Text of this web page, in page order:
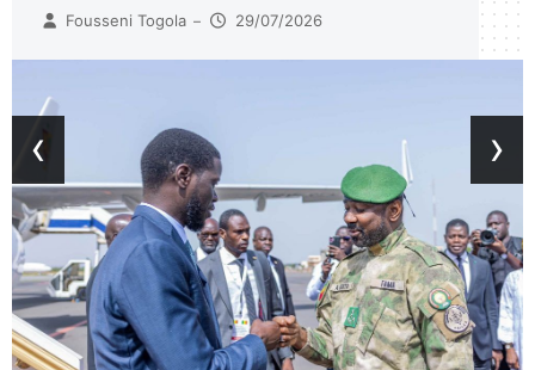
Fousseni Togola – 29/07/2026
‹ ›